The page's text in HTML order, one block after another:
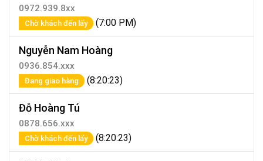
0972.939.8xx
Chờ khách đến lấy (7:00 PM)
Nguyễn Nam Hoàng
0936.854.xxx
Đang giao hàng (8:20:23)
Đỗ Hoàng Tú
0878.656.xxx
Chờ khách đến lấy (8:20:23)